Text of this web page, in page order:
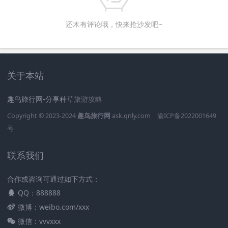
还木有评论哦，快来抢沙发吧~
关于本站
趣鸟旅行网-分享种草旅游攻略
Copyright © 2023-2024 趣鸟旅行网 ask.qnly.com
渝ICP备2022001649
号
联系我们
合作或咨询可通过如下方式：
QQ：888888
微博：weibo.com/xxx
微信：vvvxxx